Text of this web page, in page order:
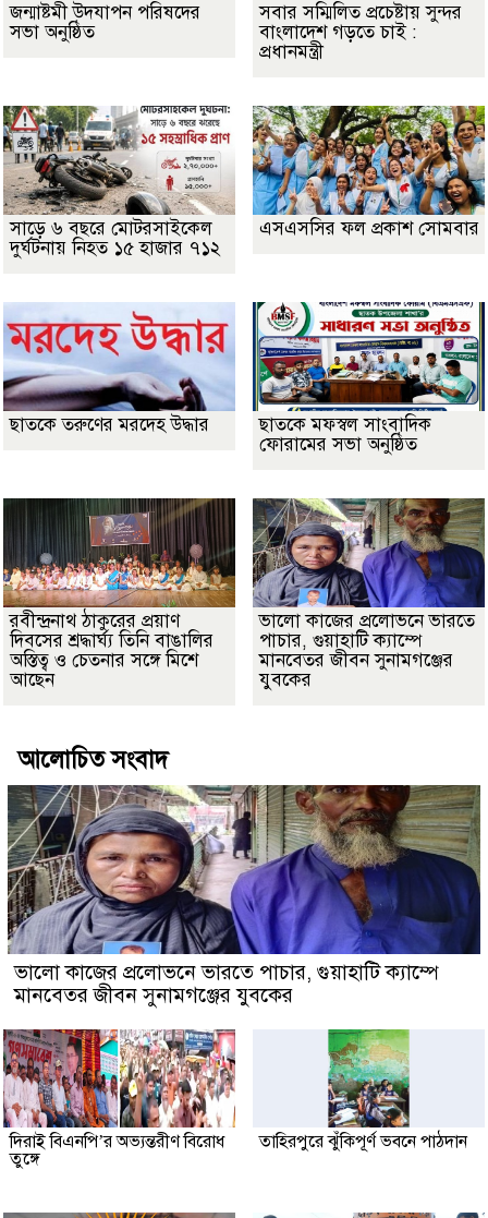
জন্মাষ্টমী উদযাপন পরিষদের
সভা অনুষ্ঠিত
সবার সম্মিলিত প্রচেষ্টায় সুন্দর
বাংলাদেশ গড়তে চাই :
প্রধানমন্ত্রী
সাড়ে ৬ বছরে মোটরসাইকেল
দুর্ঘটনায় নিহত ১৫ হাজার ৭১২
এসএসসির ফল প্রকাশ সোমবার
ছাতকে তরুণের মরদেহ উদ্ধার
ছাতকে মফস্বল সাংবাদিক
ফোরামের সভা অনুষ্ঠিত
রবীন্দ্রনাথ ঠাকুরের প্রয়াণ
দিবসের শ্রদ্ধার্ঘ্য তিনি বাঙালির
অস্তিত্ব ও চেতনার সঙ্গে মিশে
আছেন
ভালো কাজের প্রলোভনে ভারতে
পাচার, গুয়াহাটি ক্যাম্পে
মানবেতর জীবন সুনামগঞ্জের
যুবকের
আলোচিত সংবাদ
ভালো কাজের প্রলোভনে ভারতে পাচার, গুয়াহাটি ক্যাম্পে
মানবেতর জীবন সুনামগঞ্জের যুবকের
দিরাই বিএনপি’র অভ্যন্তরীণ বিরোধ
তুঙ্গে
তাহিরপুরে ঝুঁকিপূর্ণ ভবনে পাঠদান